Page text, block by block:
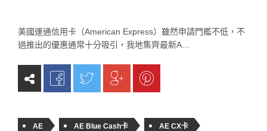
美國運通信用卡（American Express）雖然申請門檻不低，不
過推出的優惠通常十分吸引，我地集齊最新A…
AE AE Blue Cash卡 AE CX卡